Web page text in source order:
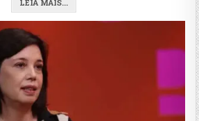
LEIA MAIS...